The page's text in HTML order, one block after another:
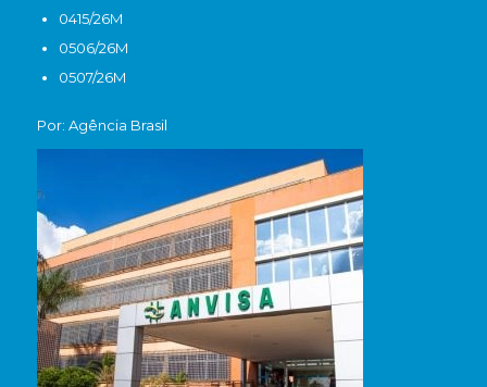
0415/26M
0506/26M
0507/26M
Por: Agência Brasil